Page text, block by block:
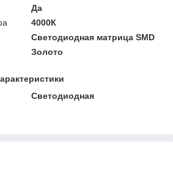
Да
4000К
Светодиодная матрица SMD
Золото
Светодиодная